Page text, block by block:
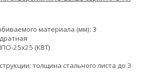
материала (мм): 3
25х25 (КВТ)
толщина стального листа до 3